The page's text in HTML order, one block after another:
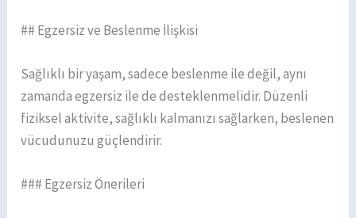
## Egzersiz ve Beslenme İlişkisi
Sağlıklı bir yaşam, sadece beslenme ile değil, aynı
zamanda egzersiz ile de desteklenmelidir. Düzenli
fiziksel aktivite, sağlıklı kalmanızı sağlarken, beslenen
vücudunuzu güçlendirir.
### Egzersiz Önerileri